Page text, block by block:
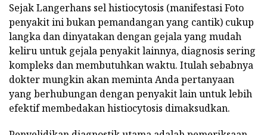
Sejak Langerhans sel histiocytosis (manifestasi Foto
penyakit ini bukan pemandangan yang cantik) cukup
langka dan dinyatakan dengan gejala yang mudah
keliru untuk gejala penyakit lainnya, diagnosis sering
kompleks dan membutuhkan waktu. Itulah sebabnya
dokter mungkin akan meminta Anda pertanyaan
yang berhubungan dengan penyakit lain untuk lebih
efektif membedakan histiocytosis dimaksudkan.